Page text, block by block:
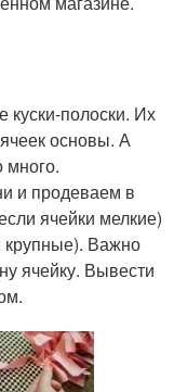
куски-полоски. Их
основы. А
много.
и продеваем в
ячейки мелкие)
крупные). Важно
ячейку. Вывести